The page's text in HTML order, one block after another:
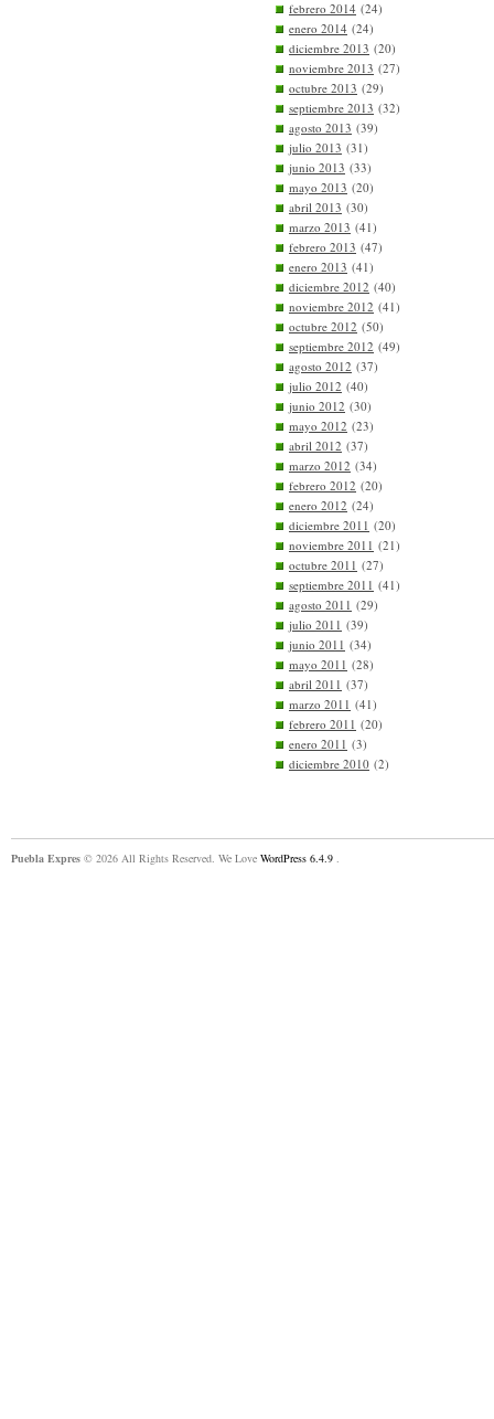
febrero 2014 (24)
enero 2014 (24)
diciembre 2013 (20)
noviembre 2013 (27)
octubre 2013 (29)
septiembre 2013 (32)
agosto 2013 (39)
julio 2013 (31)
junio 2013 (33)
mayo 2013 (20)
abril 2013 (30)
marzo 2013 (41)
febrero 2013 (47)
enero 2013 (41)
diciembre 2012 (40)
noviembre 2012 (41)
octubre 2012 (50)
septiembre 2012 (49)
agosto 2012 (37)
julio 2012 (40)
junio 2012 (30)
mayo 2012 (23)
abril 2012 (37)
marzo 2012 (34)
febrero 2012 (20)
enero 2012 (24)
diciembre 2011 (20)
noviembre 2011 (21)
octubre 2011 (27)
septiembre 2011 (41)
agosto 2011 (29)
julio 2011 (39)
junio 2011 (34)
mayo 2011 (28)
abril 2011 (37)
marzo 2011 (41)
febrero 2011 (20)
enero 2011 (3)
diciembre 2010 (2)
Puebla Expres © 2026 All Rights Reserved. We Love WordPress 6.4.9 .